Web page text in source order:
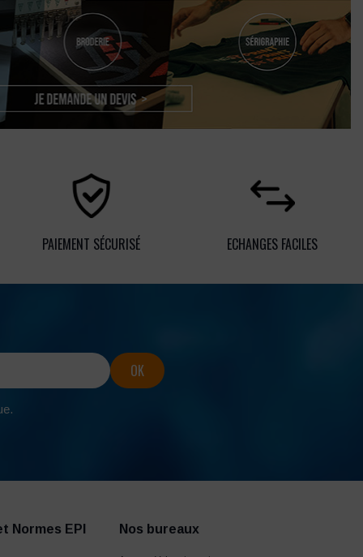
PAIEMENT SÉCURISÉ ECHANGES FACILES
Normes EPI Nos bureaux